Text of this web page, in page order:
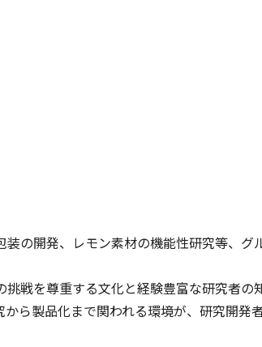
の開発、レモン素材の機能性研究等、グ
戦を尊重する文化と経験豊富な研究者の
ら製品化まで関われる環境が、研究開発